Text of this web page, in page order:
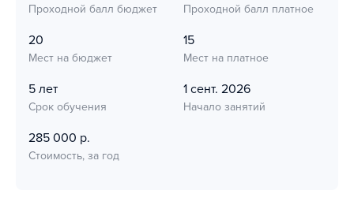
Проходной балл бюджет Проходной балл платное
20
Мест на бюджет
15
Мест на платное
5 лет
Срок обучения
1 сент. 2026
Начало занятий
285 000 р.
Стоимость, за год